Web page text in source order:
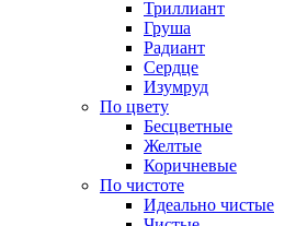
Триллиант
Груша
Радиант
Сердце
Изумруд
По цвету
Бесцветные
Желтые
Коричневые
По чистоте
Идеально чистые